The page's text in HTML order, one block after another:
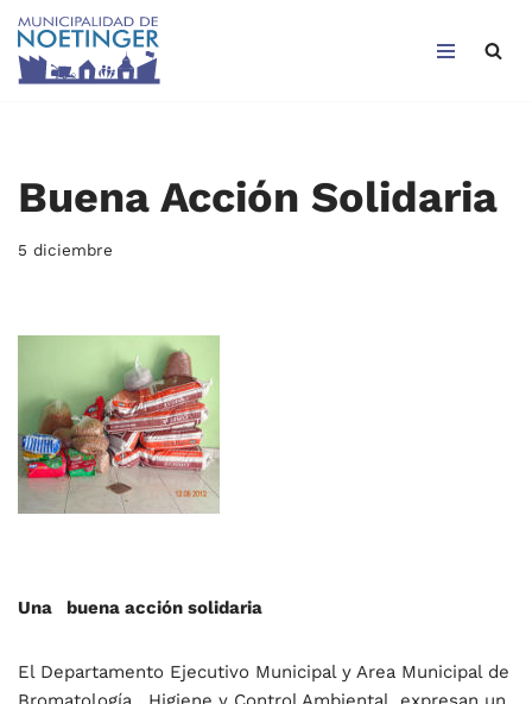
Saltar
Buena Acción Solidaria
5 diciembre
Una buena acción solidaria
El Departamento Ejecutivo Municipal y Area Municipal de